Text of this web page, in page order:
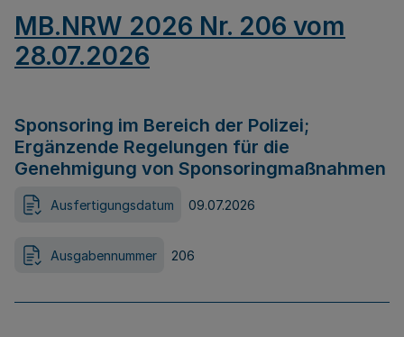
MB.NRW 2026 Nr. 206 vom
28.07.2026
Sponsoring im Bereich der Polizei;
Ergänzende Regelungen für die
Genehmigung von Sponsoringmaßnahmen
Ausfertigungsdatum 09.07.2026
Ausgabennummer 206